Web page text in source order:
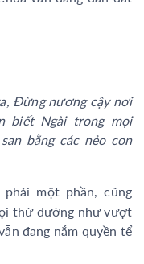
Đừng nương cậy nơi
biết Ngài trong mọi
bằng các nẻo con
phải một phần, cũng
thứ dường như vượt
đang nắm quyền tể